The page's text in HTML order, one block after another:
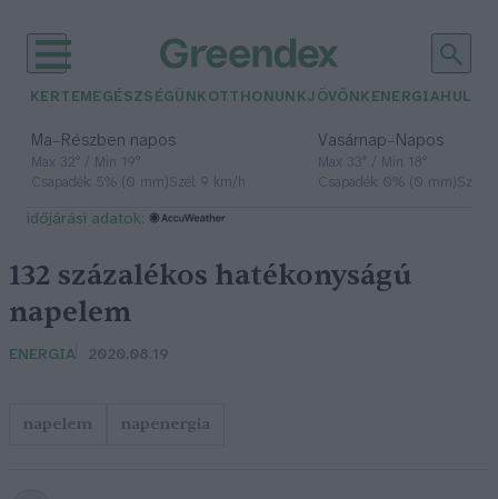
KERTEM EGÉSZSÉGÜNK OTTHONUNKJÖVŐNK ENERGIA
Ma– Részben napos
Max 32° / Min 19°
Csapadék: 5% (0 mm)Szél: 9 km/h
Vasárnap– Napos
Max 33° / Min 18°
Csapadék: 0% (0 mm)Szél:
időjárási adatok:
132 százalékos hatékonyságú
napelem
ENERGIA 2020.08.19
napelem napenergia